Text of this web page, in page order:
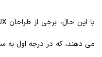
می دهند، که در درجه اول به